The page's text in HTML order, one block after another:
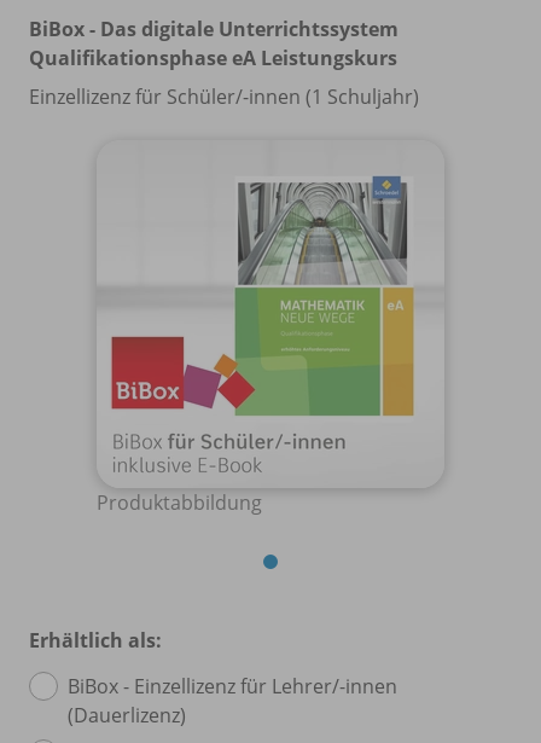
BiBox - Das digitale Unterrichtssystem
Qualifikationsphase eA Leistungskurs
Einzellizenz für Schüler/-innen (1 Schuljahr)
Produktabbildung
Erhältlich als:
BiBox - Einzellizenz für Lehrer/-innen
(Dauerlizenz)